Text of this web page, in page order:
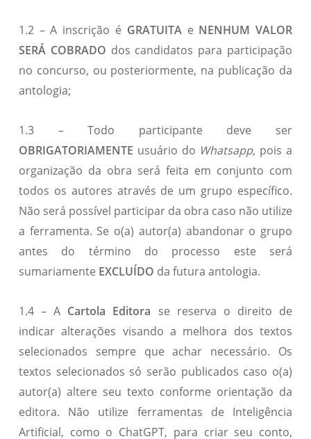
1.2 – A inscrição é GRATUITAe NENHUM VALOR
SERÁ COBRADO dos candidatos para participação
no concurso, ou posteriormente, na publicação da
antologia;
1.3 – Todo participante deve ser
OBRIGATORIAMENTE usuário do Whatsapp, pois a
organização da obra será feita em conjunto com
todos os autores através de um grupo específico.
Não será possível participar da obra caso não utilize
a ferramenta. Se o(a) autor(a) abandonar o grupo
antes do término do processo este será
sumariamente EXCLUÍDO da futura antologia.
1.4 – A Cartola Editora se reserva o direito de
indicar alterações visando a melhora dos textos
selecionados sempre que achar necessário. Os
textos selecionados só serão publicados caso o(a)
autor(a) altere seu texto conforme orientação da
editora. Não utilize ferramentas de Inteligência
Artificial, como o ChatGPT, para criar seu conto,